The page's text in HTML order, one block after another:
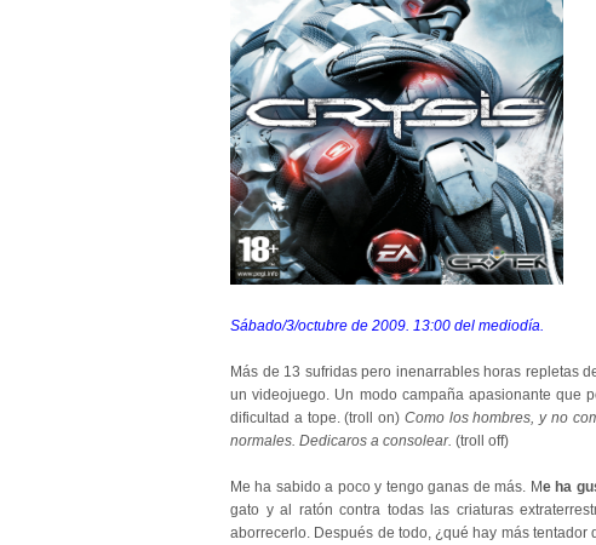
Sábado/3/octubre de 2009. 13:00 del mediodía.
Más de 13 sufridas pero inenarrables horas repletas
un videojuego. Un modo campaña apasionante que
dificultad a tope. (troll on) Como los hombres, y no
normales. Dedicaros a consolear. (troll off)
Me ha sabido a poco y tengo ganas de más. Me ha
gato y al ratón contra todas las criaturas
aborrecerlo. Después de todo, ¿qué hay más